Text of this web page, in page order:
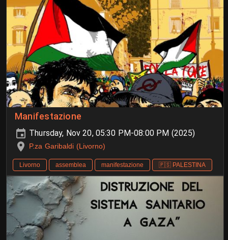
Manifestazione
Thursday, Nov 20, 05:30 PM-08:00 PM (2025)
P.za Garibaldi (Livorno)
Livorno assemblea manifestazione 🇵🇸 PALESTINA